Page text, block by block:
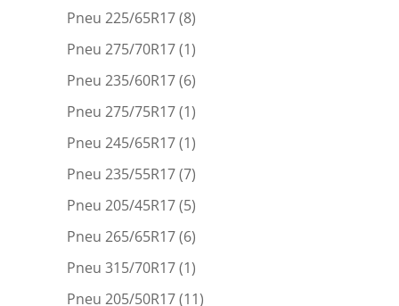
Pneu 225/65R17(8)
Pneu 275/70R17(1)
Pneu 235/60R17(6)
Pneu 275/75R17(1)
Pneu 245/65R17(1)
Pneu 235/55R17(7)
Pneu 205/45R17(5)
Pneu 265/65R17(6)
Pneu 315/70R17(1)
Pneu 205/50R17(11)